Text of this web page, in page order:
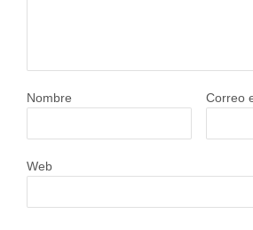
Nombre Correo
Web